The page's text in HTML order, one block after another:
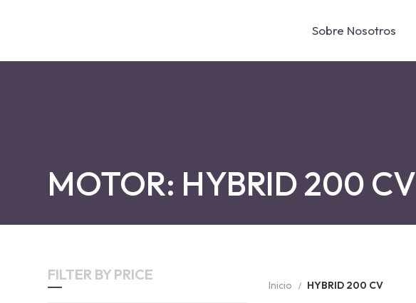
Sobre Nosotros
MOTOR: HYBRID 200 CV
FILTER BY PRICE
Inicio HYBRID 200 CV